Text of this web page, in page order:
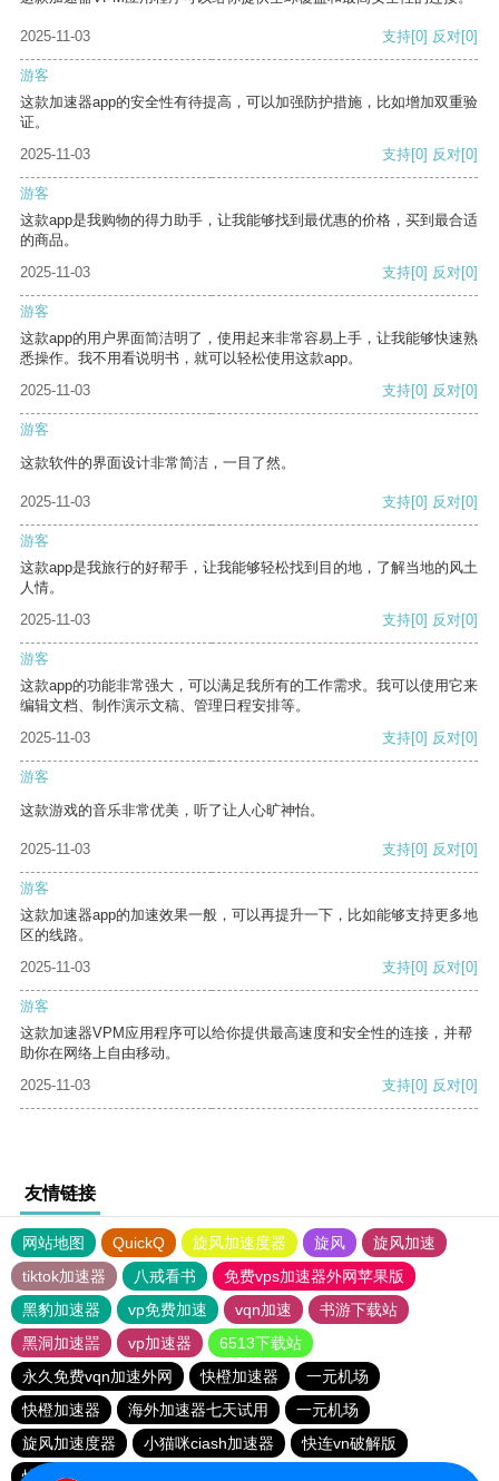
2025-11-03 支持[0] 反对[0]
游客
这款加速器app的安全性有待提高，可以加强防护措施，比如增加双重验
证。
2025-11-03
支持[0] 反对[0]
游客
这款app是我购物的得力助手，让我能够找到最优惠的价格，买到最合适
的商品。
2025-11-03
支持[0] 反对[0]
游客
这款app的用户界面简洁明了，使用起来非常容易上手，让我能够快速熟
悉操作。我不用看说明书，就可以轻松使用这款app。
2025-11-03
支持[0] 反对[0]
游客
这款软件的界面设计非常简洁，一目了然。
2025-11-03 支持[0] 反对[0]
游客
这款app是我旅行的好帮手，让我能够轻松找到目的地，了解当地的风土
人情。
2025-11-03
支持[0] 反对[0]
游客
这款app的功能非常强大，可以满足我所有的工作需求。我可以使用它来
编辑文档、制作演示文稿、管理日程安排等。
2025-11-03
支持[0] 反对[0]
游客
这款游戏的音乐非常优美，听了让人心旷神怡。
2025-11-03 支持[0] 反对[0]
游客
这款加速器app的加速效果一般，可以再提升一下，比如能够支持更多地
区的线路。
2025-11-03
支持[0] 反对[0]
游客
这款加速器VPM应用程序可以给你提供最高速度和安全性的连接，并帮
助你在网络上自由移动。
2025-11-03
支持[0] 反对[0]
友情链接
网站地图 QuickQ 旋风加速度器 旋风
旋风加速
tiktok加速器
八戒看书
免费vps加速器外网苹果版
黑豹加速器
vp免费加速 vqn加速
书游下载站
黑洞加速噐
vp加速器
6513下载站
永久免费vqn加速外网
快橙加速器
一元机场
快橙加速器
海外加速器七天试用
一元机场
旋风加速度器
小猫咪ciash加速器
快连vn破解版
快鸭加速器